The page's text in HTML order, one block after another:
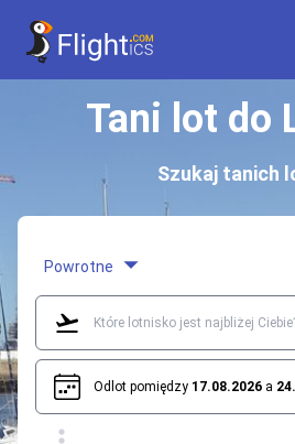
Tani lot do
Szukaj tanich
Powrotne
Odlot pomiędzy 17.08.2026 a